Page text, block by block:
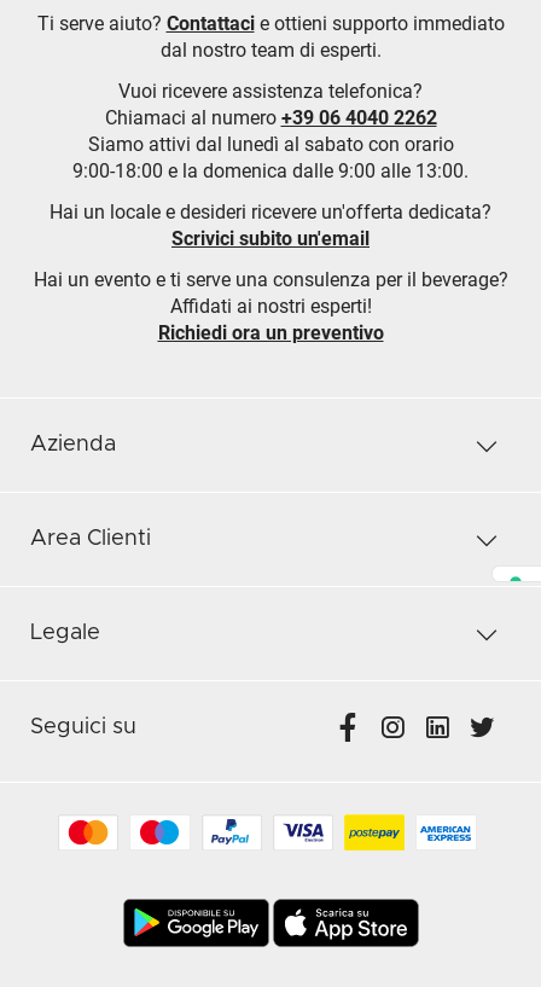
Ti serve aiuto? Contattacie ottieni supporto immediato
dal nostro team di esperti.
Vuoi ricevere assistenza telefonica?
Chiamaci al numero +39 06 4040 2262
Siamo attivi dal lunedì al sabato con orario
9:00-18:00 e la domenica dalle 9:00 alle 13:00.
Hai un locale e desideri ricevere un'offerta dedicata?
Scrivici subito un'email
Hai un evento e ti serve una consulenza per il beverage?
Affidati ai nostri esperti!
Richiedi ora un preventivo
Azienda
Area Clienti
Legale
Seguici su